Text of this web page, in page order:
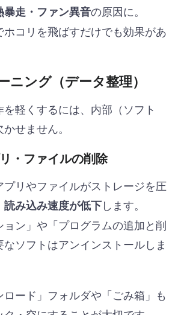
走・ファン異音の原因に。
ホコリを飛ばすだけでも効果があ
ニング（データ整理）
軽くするには、内部（ソフト
せません。
・ファイルの削除
リやファイルがストレージを圧
読み込み速度が低下します。
ョン」や「プログラムの追加と削
ソフトはアンインストールしま
ロード」フォルダや「ごみ箱」も